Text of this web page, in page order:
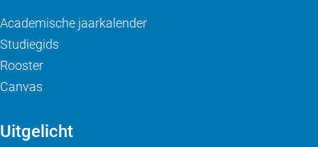
Academische jaarkalender
Studiegids
Rooster
Canvas
Uitgelicht